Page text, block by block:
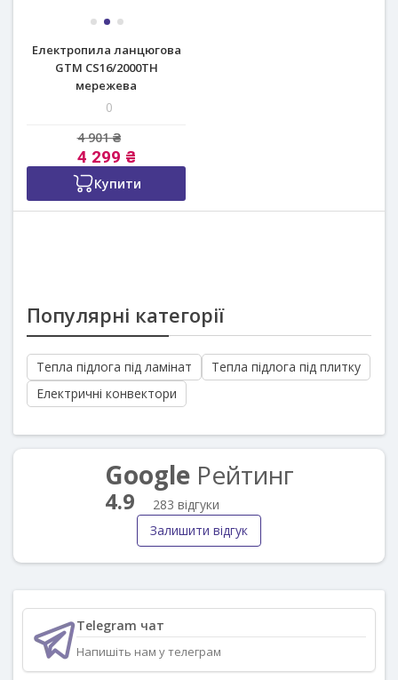
Електропила ланцюгова
GTM CS16/2000ТН
мережева
0
4 901 ₴
4 299 ₴
Купити
Популярні категорії
Тепла підлога під ламінат
Тепла підлога під плитку
Електричні конвектори
GoogleРейтинг
4.9
283 відгуки
Залишити відгук
Telegram чат
Напишіть нам у телеграм